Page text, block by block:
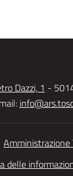
Dazzi, 1 -
Amministrazione
delle